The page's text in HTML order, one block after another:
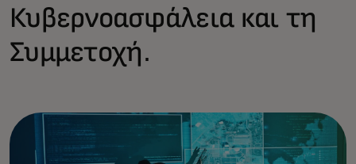
Κυβερνοασφάλεια και τη
Συμμετοχή.